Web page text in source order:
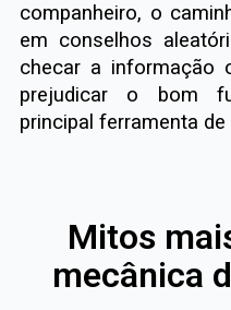
companheiro, o
em conselhos
checar a informação
prejudicar o bom
principal ferramenta de
Mitos
mecânica